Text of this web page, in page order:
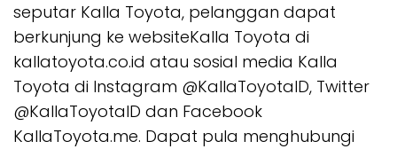
seputar Kalla Toyota, pelanggan dapat
berkunjung ke websiteKalla Toyota di
kallatoyota.co.id atau sosial media Kalla
Toyota di Instagram @KallaToyotaID, Twitter
@KallaToyotaID dan Facebook
KallaToyota.me. Dapat pula menghubungi